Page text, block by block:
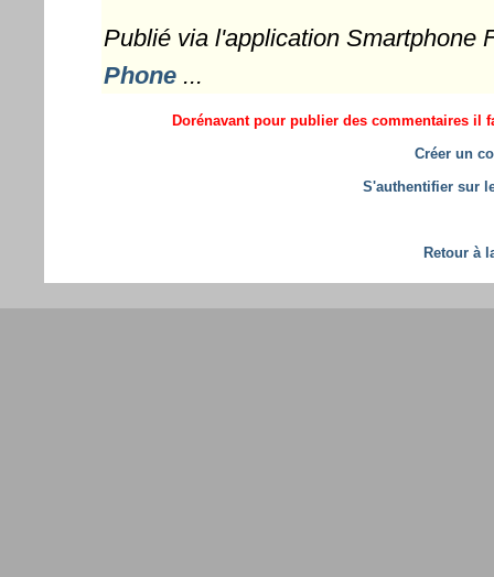
Publié via l'application Smartphone
Phone...
Dorénavant pour publier des commentaires il
Créer un
S'authentifier sur
Retour à